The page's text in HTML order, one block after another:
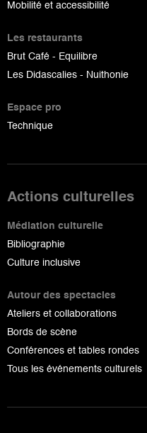
Mobilité et accessibilité
Les restaurants
Brut Café - Equilibre
Les Didascalies - Nuithonie
Espace pro
Technique
Actions culturelles
Médiation culturelle
Bibliographie
Culture inclusive
Autour des spectacles
Ateliers et collaborations
Bords de scène
Conférences et tables rondes
Tous les événements culturels